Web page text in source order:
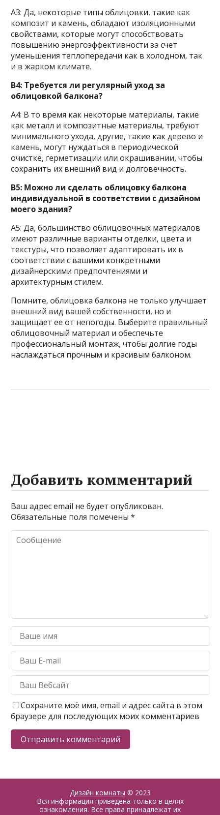
A3: Да, некоторые типы облицовки, такие как
композит и камень, обладают изоляционными
свойствами, которые могут способствовать
повышению энергоэффективности за счет
уменьшения теплопередачи как в холодном, так
и в жарком климате.
В4: Требуется ли регулярный уход за
облицовкой балкона?
A4: В то время как некоторые материалы, такие
как металл и композитные материалы, требуют
минимального ухода, другие, такие как дерево и
камень, могут нуждаться в периодической
очистке, герметизации или окрашивании, чтобы
сохранить их внешний вид и долговечность.
В5: Можно ли сделать облицовку балкона
индивидуальной в соответствии с дизайном
моего здания?
A5: Да, большинство облицовочных материалов
имеют различные варианты отделки, цвета и
текстуры, что позволяет адаптировать их в
соответствии с вашими конкретными
дизайнерскими предпочтениями и
архитектурным стилем.
Помните, облицовка балкона не только улучшает
внешний вид вашей собственности, но и
защищает ее от непогоды. Выберите правильный
облицовочный материал и обеспечьте
профессиональный монтаж, чтобы долгие годы
наслаждаться прочным и красивым балконом.
Добавить комментарий
Ваш адрес email не будет опубликован.
Обязательные поля помечены*
Сохраните моё имя, email и адрес сайта в этом
браузере для последующих моих комментариев
Дизайн комнаты © 2023
Вся информация приведена только в целях
ознакомления. Все права принадлежат их